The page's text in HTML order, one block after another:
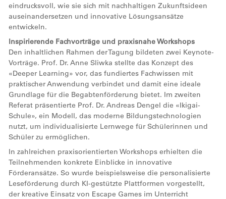
eindrucksvoll, wie sie sich mit nachhaltigen Zukunftsideen
auseinandersetzen und innovative Lösungsansätze
entwickeln.
Inspirierende Fachvorträge und praxisnahe Workshops
Den inhaltlichen Rahmen der Tagung bildeten zwei Keynote-
Vorträge. Prof. Dr. Anne Sliwka stellte das Konzept des
«Deeper Learning» vor, das fundiertes Fachwissen mit
praktischer Anwendung verbindet und damit eine ideale
Grundlage für die Begabtenförderung bietet. Im zweiten
Referat präsentierte Prof. Dr. Andreas Dengel die «Ikigai-
Schule», ein Modell, das moderne Bildungstechnologien
nutzt, um individualisierte Lernwege für Schülerinnen und
Schüler zu ermöglichen.
In zahlreichen praxisorientierten Workshops erhielten die
Teilnehmenden konkrete Einblicke in innovative
Förderansätze. So wurde beispielsweise die personalisierte
Leseförderung durch KI-gestützte Plattformen vorgestellt,
der kreative Einsatz von Escape Games im Unterricht